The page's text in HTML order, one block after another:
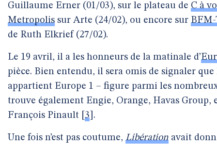
Guillaume Erner (01/03), sur le plateau de C à
Metropolis sur Arte (24/02), ou encore sur BFM-
de Ruth Elkrief (27/02).
Le 19 avril, il a les honneurs de la matinale d’
pièce. Bien entendu, il sera omis de signaler
appartient Europe 1 – figure parmi les
trouve également Engie, Orange, Havas
François Pinault 3 .
Une fois n’est pas coutume, Libération avait